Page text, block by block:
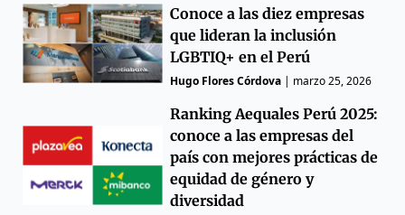
Conoce a las diez empresas
que lideran la inclusión
LGBTIQ+ en el Perú
Hugo Flores Córdova | marzo 25, 2026
Ranking Aequales Perú 2025:
conoce a las empresas del
país con mejores prácticas de
equidad de género y
diversidad